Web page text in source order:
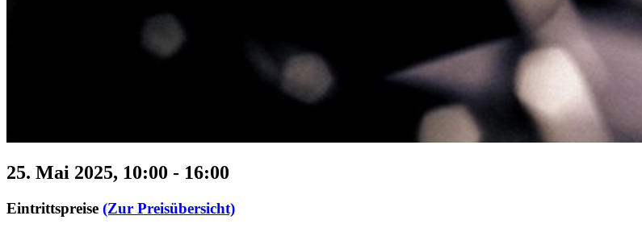
25. Mai 2025, 10:00 - 16:00
Eintrittspreise (Zur Preisübersicht)